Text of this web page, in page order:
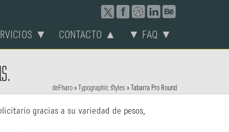
▼ CONTACTO ▲ ▼ FAQ ▼
deFharo » Typographic styles » Tabarra Pro Round
gracias a su variedad de pesos,